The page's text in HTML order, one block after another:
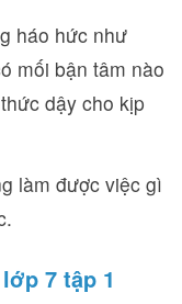
háo hức như
mối bận tâm nào
dậy cho kịp
làm được việc gì
7 tập 1